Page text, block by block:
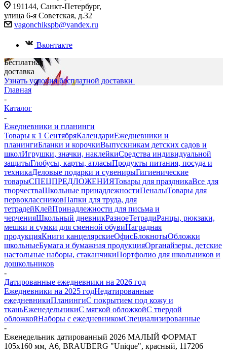
191144, Санкт-Петербург,
улица 6-я Советская, д.32
vagonchikspb@yandex.ru
Вконтакте
Бесплатная
доставка
Узнать условия бесплатной доставки
Главная
-
Каталог
-
Ежедневники и планинги
Товары к 1 СентябряКалендариЕжедневники и
планингиБланки и корочкиВыпускникам детских садов и
школИгрушки, значки, наклейкиСредства индивидуальной
защитыГлобусы, карты, атласыПродукты питания, посуда и
техникаДеловые подарки и сувенирыГигиенические
товарыСПЕЦПРЕДЛОЖЕНИЯТовары для праздникаВсе для
творчестваШкольные принадлежностиПеналыТовары для
первоклассниковПапки для труда, для
тетрадейКлейПринадлежности для письма и
черченияШкольный дневникРазноеТетрадиРанцы, рюкзаки,
мешки и сумки для сменной обувиНаградная
продукцияКниги канцелярскиеОфисБлокнотыОбложки
школьныеБумага и бумажная продукцияОрганайзеры, детские
настольные наборы, стаканчикиПортфолио для школьников и
дошкольников
-
Датированные ежедневники на 2026 год
Ежедневники на 2025 годНедатированные
ежедневникиПланингиС покрытием под кожу и
тканьЕженедельникиС мягкой обложкойС твердой
обложкойНаборы с ежедневникомСпециализированные
-
Еженедельник датированный 2026 МАЛЫЙ ФОРМАТ
105х160 мм, А6, BRAUBERG "Unique", красный, 117206